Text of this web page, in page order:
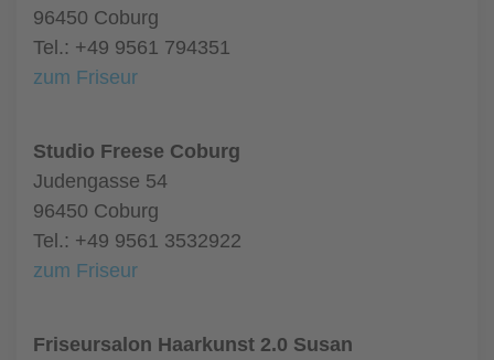
96450 Coburg
Tel.: +49 9561 794351
zum Friseur
Studio Freese Coburg
Judengasse 54
96450 Coburg
Tel.: +49 9561 3532922
zum Friseur
Friseursalon Haarkunst 2.0 Susan